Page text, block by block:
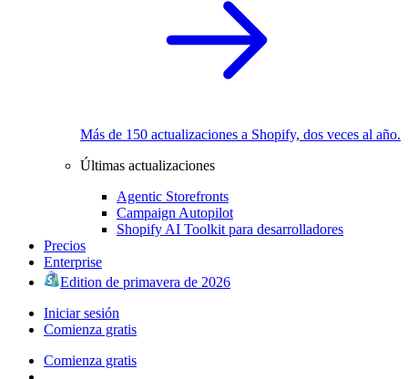
Más de 150 actualizaciones a Shopify, dos veces al año.
Últimas actualizaciones
Agentic Storefronts
Campaign Autopilot
Shopify AI Toolkit para desarrolladores
Precios
Enterprise
Edition de primavera de 2026
Iniciar sesión
Comienza gratis
Comienza gratis